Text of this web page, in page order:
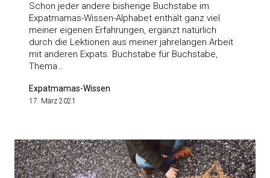
Schon jeder andere bisherige Buchstabe im
Expatmamas-Wissen-Alphabet enthält ganz viel
meiner eigenen Erfahrungen, ergänzt natürlich
durch die Lektionen aus meiner jahrelangen Arbeit
mit anderen Expats. Buchstabe für Buchstabe,
Thema…
Expatmamas-Wissen
17. März 2021